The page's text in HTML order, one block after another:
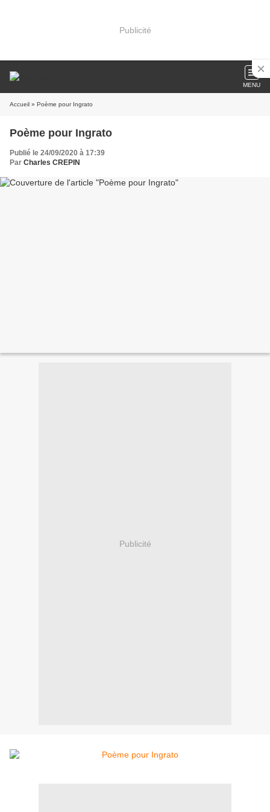
Publicité
MENU
Accueil » Poème pour Ingrato
Poème pour Ingrato
Publié le 24/09/2020 à 17:39
Par Charles CREPIN
Publicité